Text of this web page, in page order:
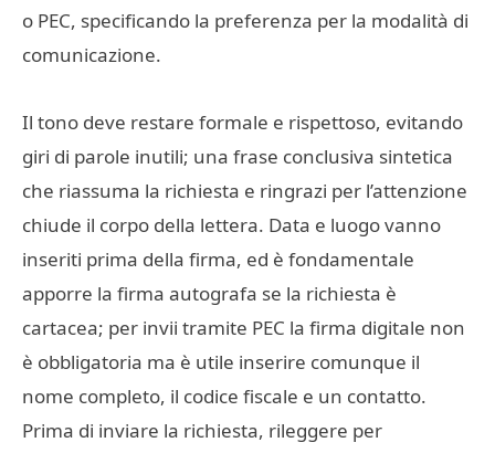
o PEC, specificando la preferenza per la modalità di
comunicazione.
Il tono deve restare formale e rispettoso, evitando
giri di parole inutili; una frase conclusiva sintetica
che riassuma la richiesta e ringrazi per l’attenzione
chiude il corpo della lettera. Data e luogo vanno
inseriti prima della firma, ed è fondamentale
apporre la firma autografa se la richiesta è
cartacea; per invii tramite PEC la firma digitale non
è obbligatoria ma è utile inserire comunque il
nome completo, il codice fiscale e un contatto.
Prima di inviare la richiesta, rileggere per